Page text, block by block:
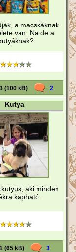
a macskáknak
van. Na de a
(100 kB) 2
Kutya
aki minden
kapható.
(65 kB) 3